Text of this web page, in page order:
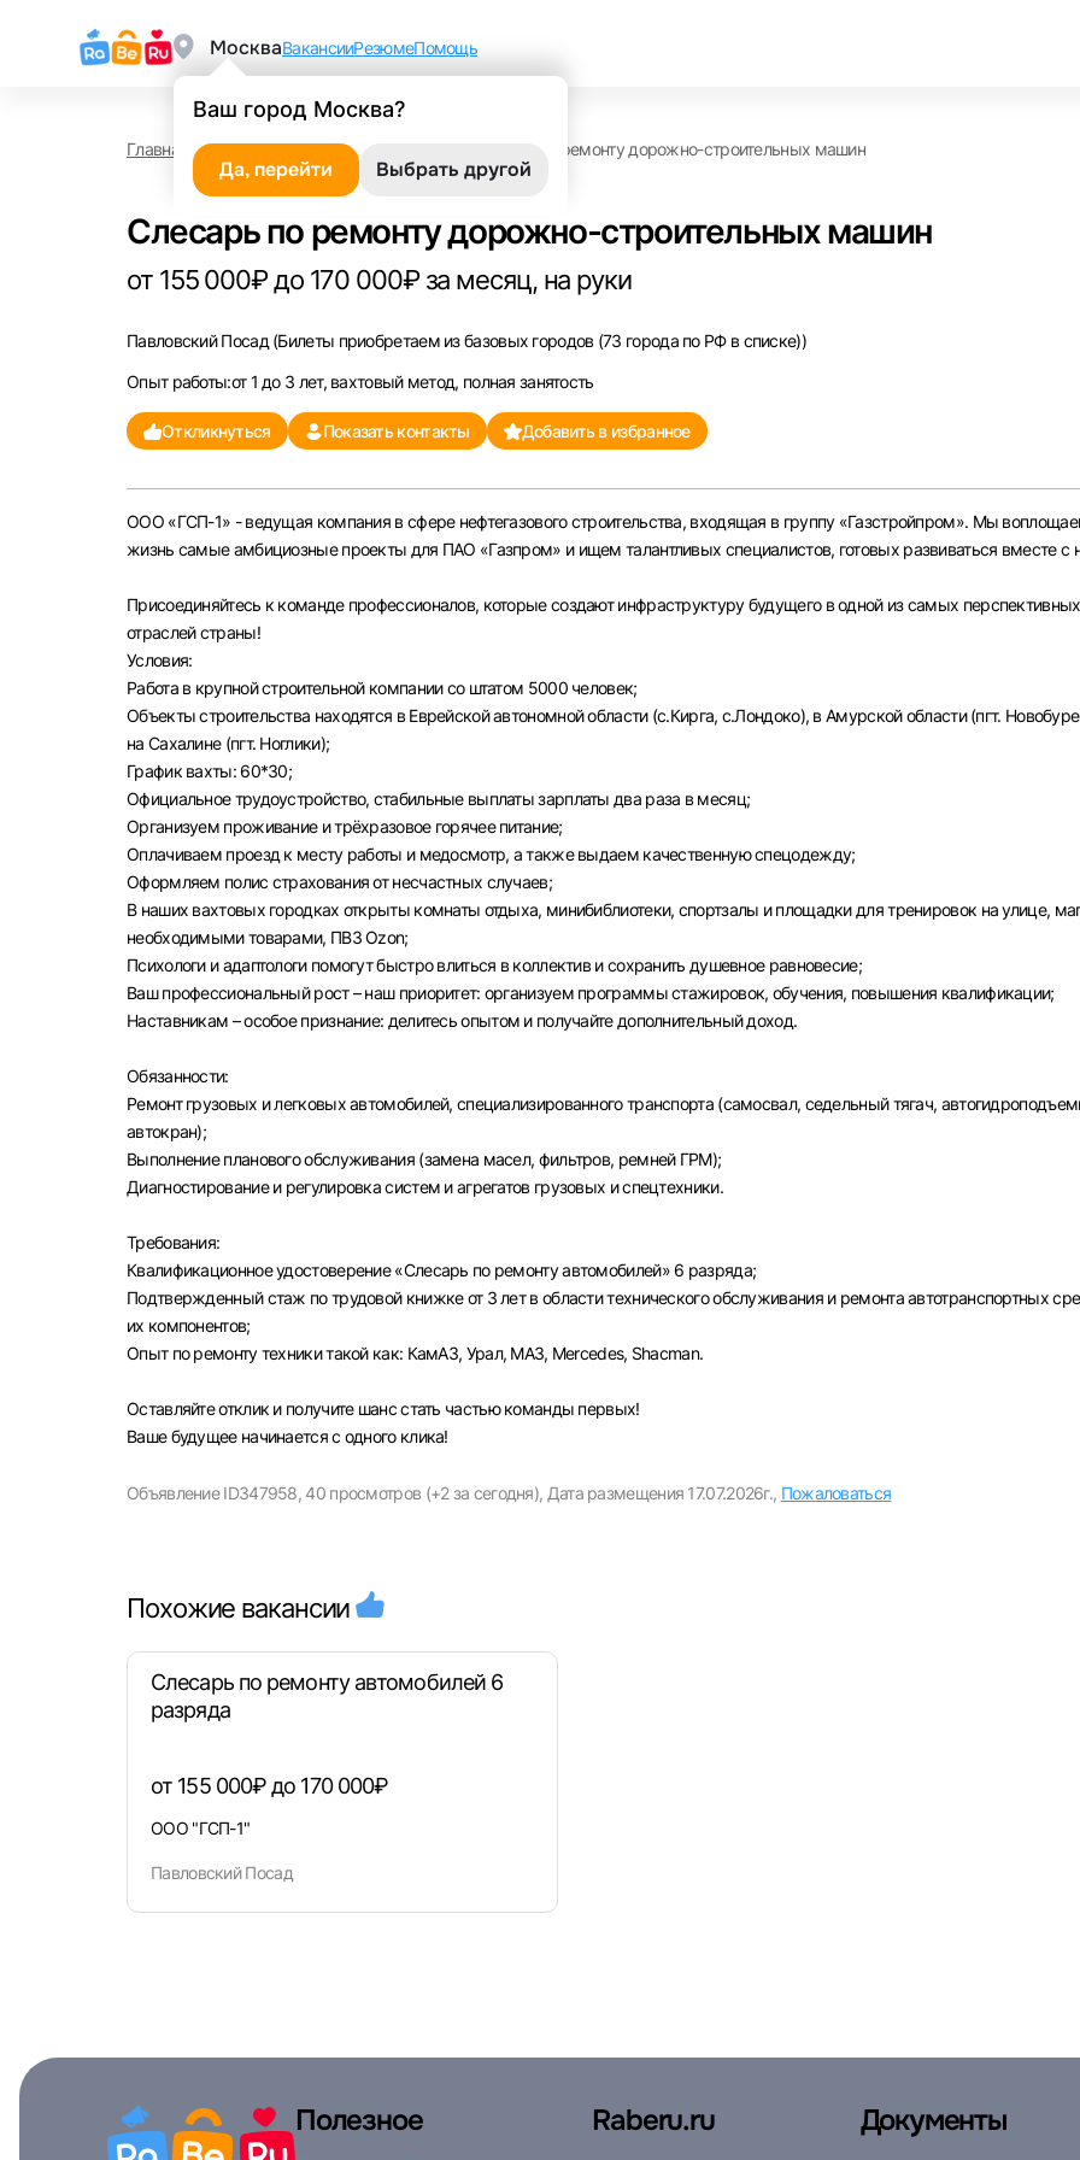
Москва
Ваш город Москва?
Да, перейти Выбрать другой
ВакансииРезюмеПомощь
Казань
Челябинск Пермь
Ульяновск
Курган Уфа
Войдите в личный кабинет, чтобы просматривать
E-mail или Телефон
Пароль
Главная Работа в Павловском Посаде Слесарь по ремонту дорожно-строительных машин
Слесарь по ремонту дорожно-строительных машин
от 155 000₽ до 170 000₽ за месяц, на руки
Павловский Посад (Билеты приобретаем из базовых городов (73 города по РФ в списке))
Опыт работы:от 1 до 3 лет, вахтовый метод, полная занятость
Откликнуться Показать контакты Добавить в избранное
ООО «ГСП-1» - ведущая компания в сфере нефтегазового строительства, входящая в группу «Газстройпром». Мы
жизнь самые амбициозные проекты для ПАО «Газпром» и ищем талантливых специалистов, готовых развиваться вместе с
Присоединяйтесь к команде профессионалов, которые создают инфраструктуру будущего в одной из самых перспективных
отраслей страны!
Условия:
Работа в крупной строительной компании со штатом 5000 человек;
Объекты строительства находятся в Еврейской автономной области (с.Кирга, с.Лондоко), в Амурской области (пгт.
на Сахалине (пгт. Ноглики);
График вахты: 60*30;
Официальное трудоустройство, стабильные выплаты зарплаты два раза в месяц;
Организуем проживание и трёхразовое горячее питание;
Оплачиваем проезд к месту работы и медосмотр, а также выдаем качественную спецодежду;
Оформляем полис страхования от несчастных случаев;
В наших вахтовых городках открыты комнаты отдыха, минибиблиотеки, спортзалы и площадки для тренировок на улице,
необходимыми товарами, ПВЗ Ozon;
Психологи и адаптологи помогут быстро влиться в коллектив и сохранить душевное равновесие;
Ваш профессиональный рост – наш приоритет: организуем программы стажировок, обучения, повышения квалификации;
Наставникам – особое признание: делитесь опытом и получайте дополнительный доход.
Обязанности:
Ремонт грузовых и легковых автомобилей, специализированного транспорта (самосвал, седельный тягач,
автокран);
Выполнение планового обслуживания (замена масел, фильтров, ремней ГРМ);
Диагностирование и регулировка систем и агрегатов грузовых и спецтехники.
Требования:
Квалификационное удостоверение «Слесарь по ремонту автомобилей» 6 разряда;
Подтвержденный стаж по трудовой книжке от 3 лет в области технического обслуживания и ремонта автотранспортных
их компонентов;
Опыт по ремонту техники такой как: КамАЗ, Урал, МАЗ, Mercedes, Shacman.
Оставляйте отклик и получите шанс стать частью команды первых!
Ваше будущее начинается с одного клика!
Объявление ID347958, 40 просмотров (+2 за сегодня), Дата размещения 17.07.2026г., Пожаловаться
Похожие вакансии
Слесарь по ремонту автомобилей 6
разряда
от 155 000₽ до 170 000₽
ООО "ГСП-1"
Павловский Посад
Полезное Raberu.ru Документы